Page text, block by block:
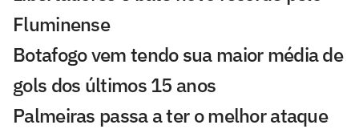
Fluminense
Botafogo vem tendo sua maior média de
gols dos últimos 15 anos
Palmeiras passa a ter o melhor ataque